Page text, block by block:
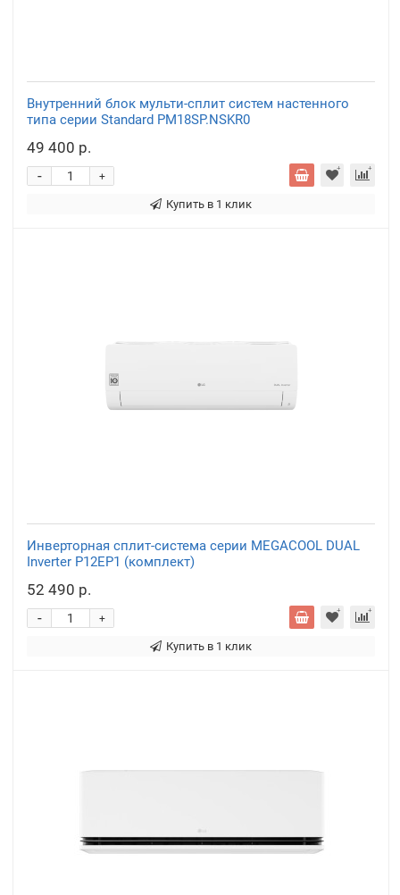
Внутренний блок мульти-сплит систем настенного
типа серии Standard PM18SP.NSKR0
49 400 р.
+
-
Купить в 1 клик
Инверторная сплит-система серии MEGACOOL DUAL
Inverter P12EP1 (комплект)
52 490 р.
+
-
Купить в 1 клик